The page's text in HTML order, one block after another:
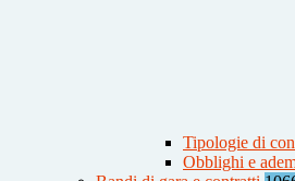
Tipologie di
Obblighi e